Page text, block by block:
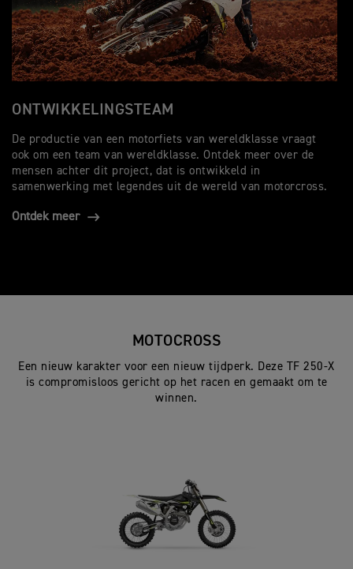
ONTWIKKELINGSTEAM
De productie van een motorfiets van wereldklasse vraagt
ook om een team van wereldklasse. Ontdek meer over de
mensen achter dit project, dat is ontwikkeld in
samenwerking met legendes uit de wereld van motorcross.
Ontdek meer
MOTOCROSS
Een nieuw karakter voor een nieuw tijdperk. Deze TF 250-X
is compromisloos gericht op het racen en gemaakt om te
winnen.